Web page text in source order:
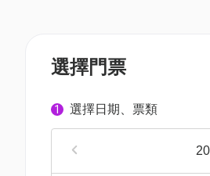
選擇門票
1 選擇日期、票類